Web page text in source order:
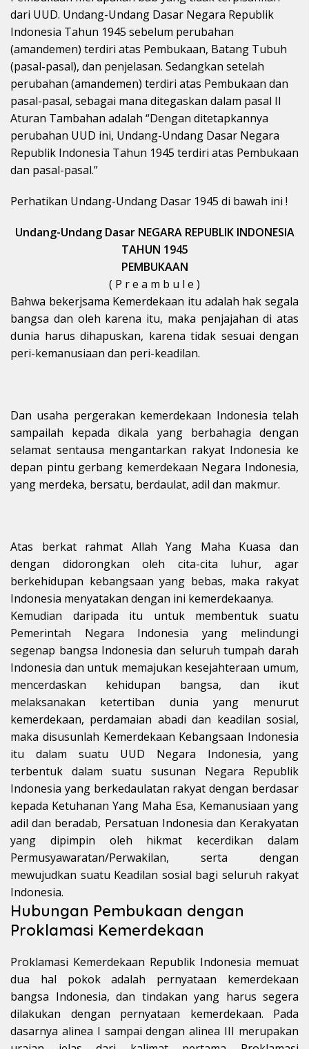
dari UUD. Undang-Undang Dasar Negara Republik
Indonesia Tahun 1945 sebelum perubahan
(amandemen) terdiri atas Pembukaan, Batang Tubuh
(pasal-pasal), dan penjelasan. Sedangkan setelah
perubahan (amandemen) terdiri atas Pembukaan dan
pasal-pasal, sebagai mana ditegaskan dalam pasal II
Aturan Tambahan adalah “Dengan ditetapkannya
perubahan UUD ini, Undang-Undang Dasar Negara
Republik Indonesia Tahun 1945 terdiri atas Pembukaan
dan pasal-pasal.”
Perhatikan Undang-Undang Dasar 1945 di bawah ini !
Undang-Undang Dasar NEGARA REPUBLIK INDONESIA
TAHUN 1945
PEMBUKAAN
( P r e a m b u l e )
Bahwa bekerjsama Kemerdekaan itu adalah hak segala
bangsa dan oleh karena itu, maka penjajahan di atas
dunia harus dihapuskan, karena tidak sesuai dengan
peri-kemanusiaan dan peri-keadilan.
Dan usaha pergerakan kemerdekaan Indonesia telah
sampailah kepada dikala yang berbahagia dengan
selamat sentausa mengantarkan rakyat Indonesia ke
depan pintu gerbang kemerdekaan Negara Indonesia,
yang merdeka, bersatu, berdaulat, adil dan makmur.
Atas berkat rahmat Allah Yang Maha Kuasa dan
dengan didorongkan oleh cita-cita luhur, agar
berkehidupan kebangsaan yang bebas, maka rakyat
Indonesia menyatakan dengan ini kemerdekaanya.
Kemudian daripada itu untuk membentuk suatu
Pemerintah Negara Indonesia yang melindungi
segenap bangsa Indonesia dan seluruh tumpah darah
Indonesia dan untuk memajukan kesejahteraan umum,
mencerdaskan kehidupan bangsa, dan ikut
melaksanakan ketertiban dunia yang menurut
kemerdekaan, perdamaian abadi dan keadilan sosial,
maka disusunlah Kemerdekaan Kebangsaan Indonesia
itu dalam suatu UUD Negara Indonesia, yang
terbentuk dalam suatu susunan Negara Republik
Indonesia yang berkedaulatan rakyat dengan berdasar
kepada Ketuhanan Yang Maha Esa, Kemanusiaan yang
adil dan beradab, Persatuan Indonesia dan Kerakyatan
yang dipimpin oleh hikmat kecerdikan dalam
Permusyawaratan/Perwakilan, serta dengan
mewujudkan suatu Keadilan sosial bagi seluruh rakyat
Indonesia.
Hubungan Pembukaan dengan
Proklamasi Kemerdekaan
Proklamasi Kemerdekaan Republik Indonesia memuat
dua hal pokok adalah pernyataan kemerdekaan
bangsa Indonesia, dan tindakan yang harus segera
dilakukan dengan pernyataan kemerdekaan. Pada
dasarnya alinea I sampai dengan alinea III merupakan